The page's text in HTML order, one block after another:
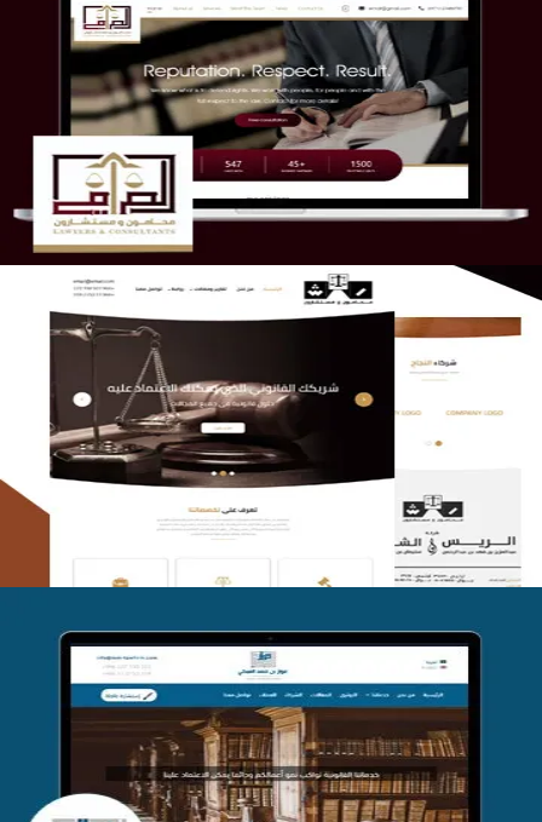
موقع الصرامي للمحاماة
التفاصيل
الريس والشعلان للمحاماة
التفاصيل
موقع فواز المبكي للمحاماة
التفاصيل